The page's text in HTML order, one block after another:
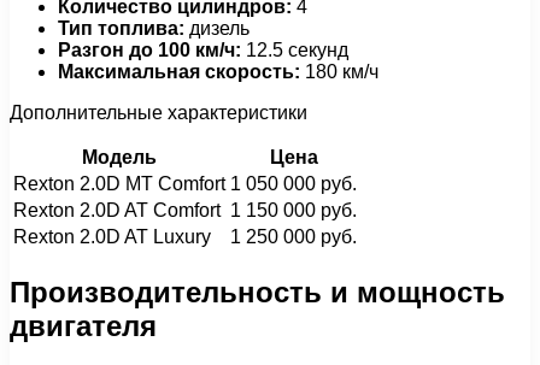
Количество цилиндров: 4
Тип топлива: дизель
Разгон до 100 км/ч: 12.5 секунд
Максимальная скорость: 180 км/ч
Дополнительные характеристики
Модель
Цена
Rexton 2.0D MT Comfort 1 050 000 руб.
Rexton 2.0D AT Comfort 1 150 000 руб.
Rexton 2.0D AT Luxury
1 250 000 руб.
Производительность и мощность
двигателя